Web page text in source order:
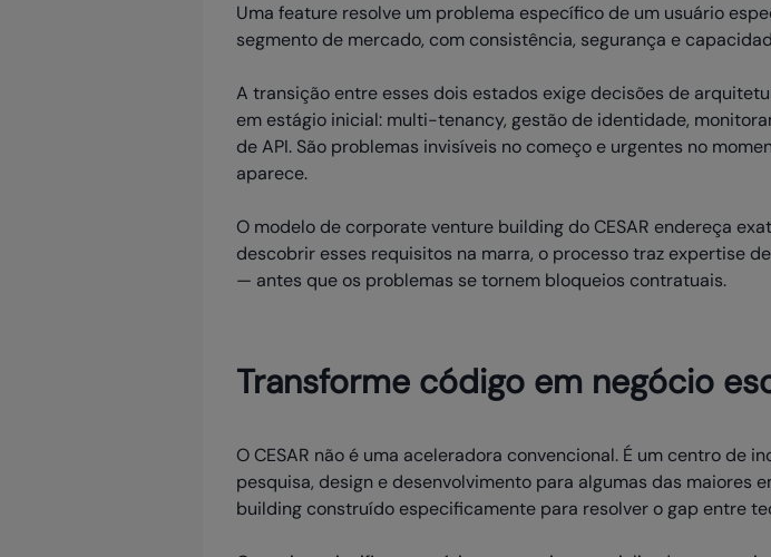
Uma feature resolve um problema específico de um usuário
segmento de mercado, com consistência, segurança e
A transição entre esses dois estados exige decisões de
em estágio inicial: multi-tenancy, gestão de identidade,
de API. São problemas invisíveis no começo e urgentes no
aparece.
O modelo de corporate venture building do CESAR endereça
descobrir esses requisitos na marra, o processo traz expertise
— antes que os problemas se tornem bloqueios contratuais.
Transforme código em negócio
O CESAR não é uma aceleradora convencional. É um centro de
pesquisa, design e desenvolvimento para algumas das
building construído especificamente para resolver o gap entre